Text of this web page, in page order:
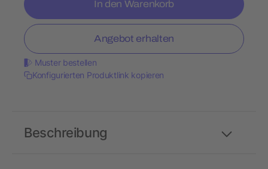
In den Warenkorb
Angebot erhalten
Muster bestellen
Konfigurierten Produktlink kopieren
Beschreibung